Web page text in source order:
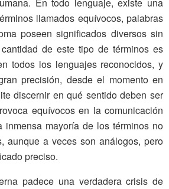
En todo lenguaje, existe una
llamados equívocos, palabras
poseen significados diversos sin
de este tipo de términos es
todos los lenguajes reconocidos, y
precisión, desde el momento en
discernir en qué sentido deben ser
equívocos en la comunicación
inmensa mayoría de los términos no
aunque a veces son análogos, pero
preciso.
padece una verdadera crisis de